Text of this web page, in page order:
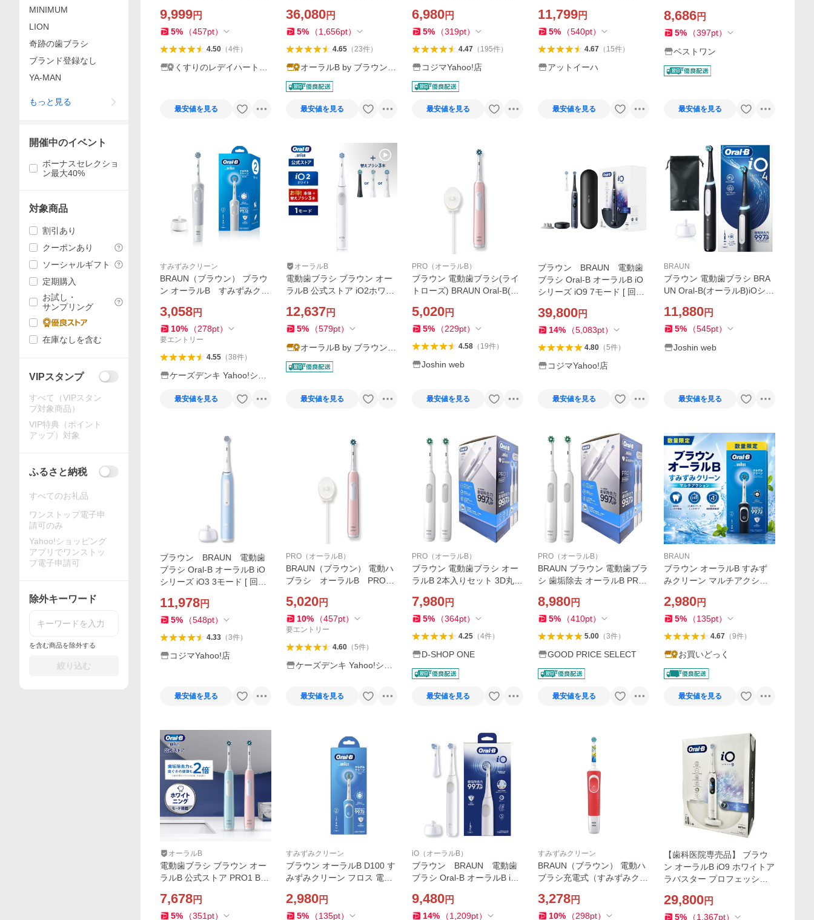
本) 1セット
9,999円
5% （457pt）
4.50（4件）
くすりのレデイハートシ
最安値を見る
ト 歯科医院モデル Braun Or
al-B 本体 充電式 回転式 正規
36,080円
5% （1,656pt）
4.65（23件）
オーラルB by ブラウン公
式
最安値を見る
BK
6,980円
5% （319pt）
4.47（ 195件）
コジマYahoo!店
最安値を見る
ック 替えブラシ3本付 送料無
料 正規品
11,799円
5% （540pt）
4.67（ 15件）
アットイーハ
最安値を見る
8,686円
5% （397pt）
ベストワン
最安値を見る
すみずみクリーン
BRAUN（ブラウン） ブラウ
ン オーラルB すみずみクリ
3,058円
10% （278pt）
要エントリー
4.55（38件）
ケーズデンキ Yahoo!ショ
最安値を見る
オーラルB
電動歯ブラシ ブラウン オー
ラルB 公式ストア iO2ホワイ
ral-B 本体 充電式 回転式 正
規品 歯垢除去 歯磨き
12,637円
5% （579pt）
オーラルB by ブラウン公
式
最安値を見る
PRO（オーラルB）
ブラウン 電動歯ブラシ(ライ
トローズ) BRAUN Oral-B(オ
R 返品種別A
5,020円
5% （229pt）
4.58（ 19件）
Joshin web
最安値を見る
ブラウン BRAUN 電動歯
ブラシ Oral-B オーラルB iO
シリーズ iO9 7モード [ 回転
92J22ACBKW
39,800円
14% （5,083pt）
4.80（5件）
コジマYahoo!店
最安値を見る
BRAUN
ブラウン 電動歯ブラシ BRA
UN Oral-B(オーラルB)iOシリ
品種別A
11,880円
5% （545pt）
Joshin web
最安値を見る
ブラウン BRAUN 電動歯
ブラシ Oral-B オーラルB iO
シリーズ iO3 3モード [ 回転
0IBH
11,978円
5% （548pt）
4.33（3件）
コジマYahoo!店
最安値を見る
PRO（オーラルB）
BRAUN（ブラウン） 電動ハ
ブラシ オーラルB PRO1
5,020円
10% （457pt）
要エントリー
4.60（5件）
ケーズデンキ Yahoo!ショ
最安値を見る
PRO（オーラルB）
ブラウン 電動歯ブラシ オー
ラルB 2本入りセット 3D丸型
ホワイト BRAUN
7,980円
5% （364pt）
4.25（4件）
D-SHOP ONE
最安値を見る
PRO（オーラルB）
BRAUN ブラウン 電動歯ブラ
シ 歯垢除去 オーラルB PRO
丸型回転 歯垢除去力99.7％U
P D305.513.3 WHDC
8,980円
5% （410pt）
5.00（3件）
GOOD PRICE SELECT
最安値を見る
BRAUN
ブラウン オーラルB すみず
みクリーン マルチアクショ
式 歯石 歯垢除去 ブラック ヘ
ッド付き タイマー式 丸型ブ
2,980円
5% （135pt）
4.67（9件）
お買いどっく
最安値を見る
オーラルB
電動歯ブラシ ブラウン オー
ラルB 公式ストア PRO1 Bra
品 プロ1 歯垢除去 歯磨き LY
P
7,678円
5% （351 pt）
すみずみクリーン
ブラウン オーラルB D100 す
みずみクリーン フロス 電動
2,980円
5% （135pt）
iO（オーラルB）
ブラウン BRAUN 電動歯
ブラシ Oral-B オーラルB iO
式 ] ホワイト IOS22I90WT
9,480円
14% （1,209pt）
すみずみクリーン
BRAUN（ブラウン） 電動ハ
ブラシ充電式（すみずみクリ
M-RDEL
3,278円
10% （298pt）
【歯科医院専売品】 ブラウ
ン オーラルB iO9 ホワイトア
ラバスター プロフェッショ
シ
29,800円
5% （1,367pt）
MINIMUM
LION
奇跡の歯ブラシ
ブランド登録なし
YA‐MAN
もっと見る
開催中のイベント
ボーナスセレクショ
ン最大40%
対象商品
割引あり
クーポンあり
ソーシャルギフト
定期購入
お試し・
サンプリング
在庫なしを含む
VIPスタンプ
すべて（VIPスタン
プ対象商品）
VIP特典（ポイント
アップ）対象
ふるさと納税
すべてのお礼品
ワンストップ電子申
請可のみ
Yahoo!ショッピング
アプリでワンストッ
プ電子申請可
除外キーワード
を含む商品を除外する
絞り込む